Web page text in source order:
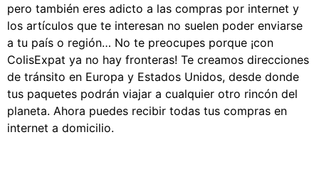
pero también eres adicto a las compras por internet y
los artículos que te interesan no suelen poder enviarse
a tu país o región… No te preocupes porque ¡con
ColisExpat ya no hay fronteras! Te creamos direcciones
de tránsito en Europa y Estados Unidos, desde donde
tus paquetes podrán viajar a cualquier otro rincón del
planeta. Ahora puedes recibir todas tus compras en
internet a domicilio.